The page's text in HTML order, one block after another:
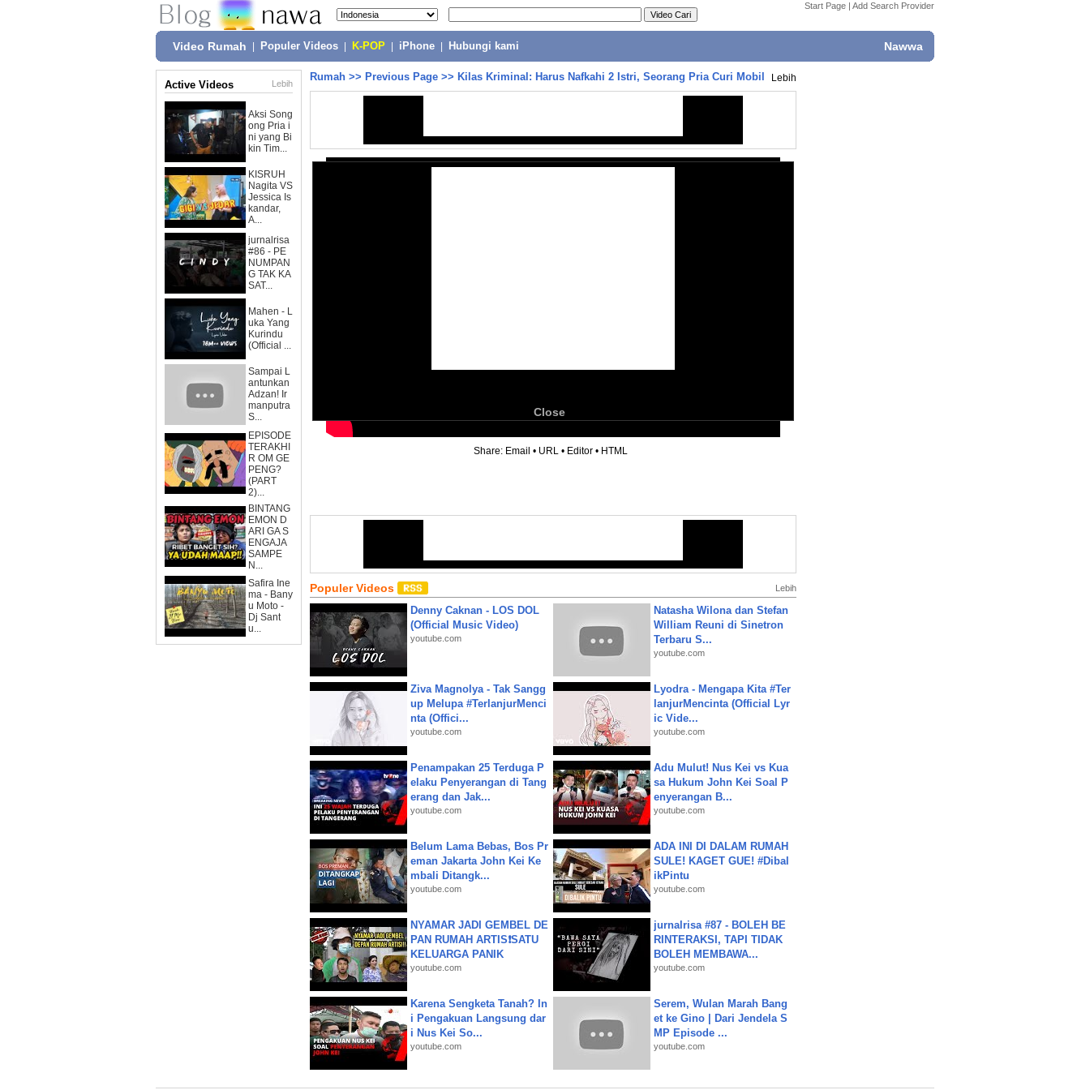
Start Page | Add Search Provider
Video Rumah Populer Videos K-POP iPhone Hubungi kami Nawwa
Active Videos Lebih
Aksi Song
ong Pria i
ni yang Bi
kin Tim...
KISRUH
Nagita VS
Jessica Is
kandar,
A...
jurnalrisa
#86 - PE
NUMPAN
G TAK KA
SAT...
Mahen - L
uka Yang
Kurindu
(Official ...
Sampai L
antunkan
Adzan! Ir
manputra
S...
EPISODE
TERAKHI
R OM GE
PENG?
(PART
2)...
BINTANG
EMON D
ARI GA S
ENGAJA
SAMPE
N...
Safira Ine
ma - Bany
u Moto -
Dj Sant
u...
Rumah >> Previous Page >> Kilas Kriminal: Harus Nafkahi 2 Istri, Seorang Pria Curi Mobil Lebih
Close
Share: Email • URL • Editor • HTML
Populer Videos Lebih
Denny Caknan - LOS DOL
(Official Music Video)
youtube.com
Natasha Wilona dan Stefan
William Reuni di Sinetron
Terbaru S...
youtube.com
Ziva Magnolya - Tak Sangg
up Melupa #TerlanjurMenci
nta (Offici...
youtube.com
Lyodra - Mengapa Kita #Ter
lanjurMencinta (Official Lyr
ic Vide...
youtube.com
Penampakan 25 Terduga P
elaku Penyerangan di Tang
erang dan Jak...
youtube.com
Adu Mulut! Nus Kei vs Kua
sa Hukum John Kei Soal P
enyerangan B...
youtube.com
Belum Lama Bebas, Bos Pr
eman Jakarta John Kei Ke
mbali Ditangk...
youtube.com
ADA INI DI DALAM RUMAH
SULE! KAGET GUE! #Dibal
ikPintu
youtube.com
NYAMAR JADI GEMBEL DE
PAN RUMAH ARTIS❗SATU
KELUARGA PANIK
youtube.com
jurnalrisa #87 - BOLEH BE
RINTERAKSI, TAPI TIDAK
BOLEH MEMBAWA...
youtube.com
Karena Sengketa Tanah? In
i Pengakuan Langsung dar
i Nus Kei So...
youtube.com
Serem, Wulan Marah Bang
et ke Gino | Dari Jendela S
MP Episode ...
youtube.com